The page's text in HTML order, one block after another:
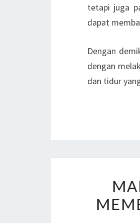
tetapi juga
dapat
Dengan
dengan
dan tidur